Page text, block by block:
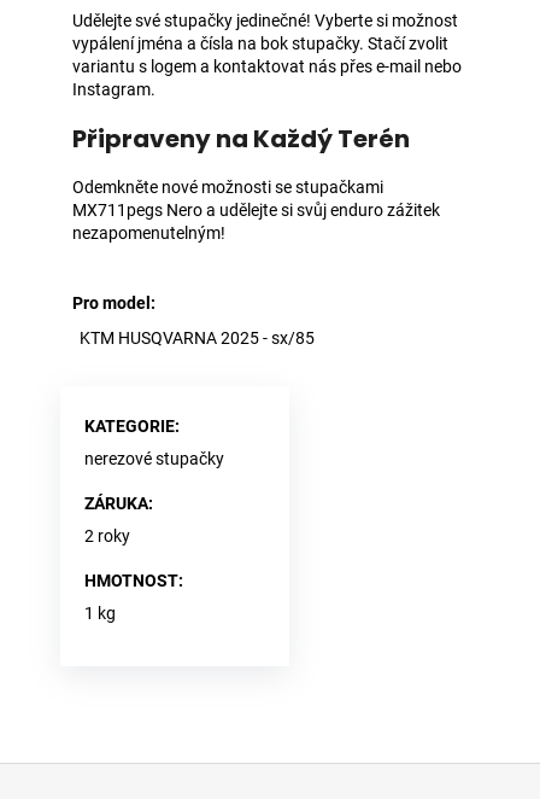
Udělejte své stupačky jedinečné! Vyberte si možnost
vypálení jména a čísla na bok stupačky. Stačí zvolit
variantu s logem a kontaktovat nás přes e-mail nebo
Instagram.
Připraveny na Každý Terén
Odemkněte nové možnosti se stupačkami
MX711pegs Nero a udělejte si svůj enduro zážitek
nezapomenutelným!
Pro model:
KTM HUSQVARNA 2025 - sx/85
KATEGORIE:
nerezové stupačky
ZÁRUKA:
2 roky
HMOTNOST:
1 kg
Z